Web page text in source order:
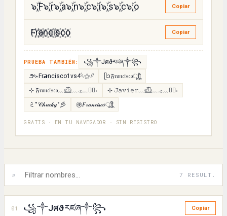
๖ۣۜ;F๖ۣۜ;r๖ۣۜ;a๖ۣۜ;n๖ۣۜ;c๖ۣۜ;i๖ۣۜ;s๖ۣۜ;c๖ۣۜ;o Copiar
F꙰r꙰a꙰n꙰c꙰i꙰s꙰c꙰o꙰ Copiar
PRUEBA TAMBIÉN:
꧁༒Jศϑརཛཞ༒꧂
౨ৎ⋆Fr𝙖ncisco1vs4𓆩⚝𓆪
ᥫᩣ𝔉𝔯𝔞𝔫𝔠𝔦𝔰𝔠𝔬ㅤूाीू
⊹ ࣪𝔉𝔯𝔞𝔫𝔠𝔦𝔰𝔠𝔬﹏𓊝﹏𓂁﹏⊹࣪˖
⊹ ࣪𝙹𝚊𝚟𝚒𝚎𝚛﹏𓊝﹏𓂁﹏⊹࣪˖
ミ°𝒞𝒽𝓊𝒸𝓀𝓎°彡
㊝𝐹𝓇𝒶𝓃𝒸𝒾𝓈𝒸𝑜ㅤूाीू
GRATIS · EN TU NAVEGADOR · SIN REGISTRO
⌕ 7 RESULT.
01 ꧁༒Jศϑརཛཞ༒꧂ Copiar